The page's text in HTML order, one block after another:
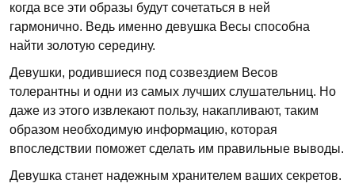
когда все эти образы будут сочетаться в ней
гармонично. Ведь именно девушка Весы способна
найти золотую середину.
Девушки, родившиеся под созвездием Весов
толерантны и одни из самых лучших слушательниц. Но
даже из этого извлекают пользу, накапливают, таким
образом необходимую информацию, которая
впоследствии поможет сделать им правильные выводы.
Девушка станет надежным хранителем ваших секретов.